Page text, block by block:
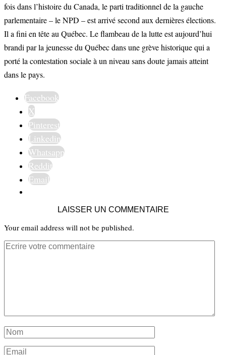
fois dans l’histoire du Canada, le parti traditionnel de la gauche
parlementaire – le NPD – est arrivé second aux dernières élections.
Il a fini en tête au Québec. Le flambeau de la lutte est aujourd’hui
brandi par la jeunesse du Québec dans une grève historique qui a
porté la contestation sociale à un niveau sans doute jamais atteint
dans le pays.
Facebook
X
Pinterest
Linkedin
Whatsapp
Reddit
Email
LAISSER UN COMMENTAIRE
Your email address will not be published.